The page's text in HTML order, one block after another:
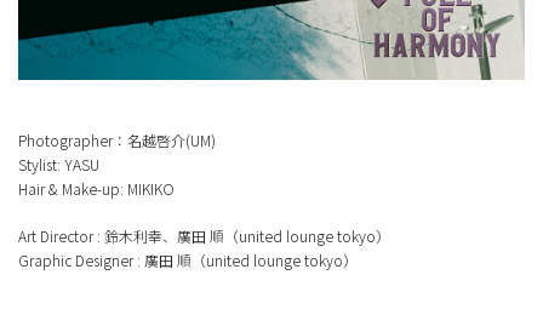
Photographer：名越啓介(UM)
Stylist: YASU
Hair & Make-up: MIKIKO
Art Director : 鈴木利幸、廣田 順（united lounge tokyo）
Graphic Designer : 廣田 順（united lounge tokyo）